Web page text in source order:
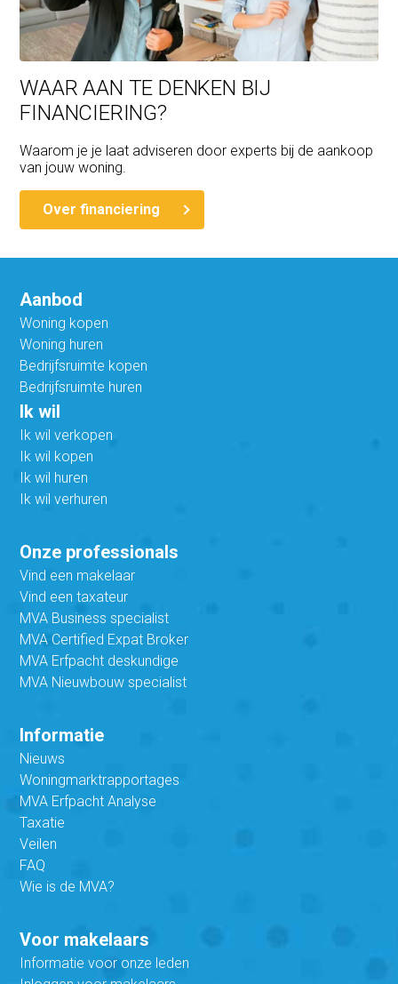
WAAR AAN TE DENKEN BIJ
FINANCIERING?
Waarom je je laat adviseren door experts bij de aankoop
van jouw woning.
Over financiering
Aanbod
Woning kopen
Woning huren
Bedrijfsruimte kopen
Bedrijfsruimte huren
Ik wil
Ik wil verkopen
Ik wil kopen
Ik wil huren
Ik wil verhuren
Onze professionals
Vind een makelaar
Vind een taxateur
MVA Business specialist
MVA Certified Expat Broker
MVA Erfpacht deskundige
MVA Nieuwbouw specialist
Informatie
Nieuws
Woningmarktrapportages
MVA Erfpacht Analyse
Taxatie
Veilen
FAQ
Wie is de MVA?
Voor makelaars
Informatie voor onze leden